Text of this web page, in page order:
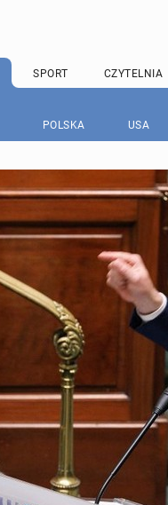
SPORT CZYTELNIA
POLSKA USA